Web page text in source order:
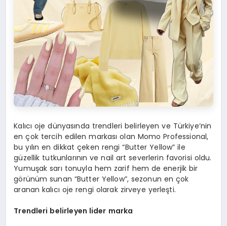
Kalıcı oje dünyasında trendleri belirleyen ve Türkiye’nin
en çok tercih edilen markası olan Momo Professional,
bu yılın en dikkat çeken rengi “Butter Yellow” ile
güzellik tutkunlarının ve nail art severlerin favorisi oldu.
Yumuşak sarı tonuyla hem zarif hem de enerjik bir
görünüm sunan “Butter Yellow”, sezonun en çok
aranan kalıcı oje rengi olarak zirveye yerleşti.
Trendleri belirleyen lider marka